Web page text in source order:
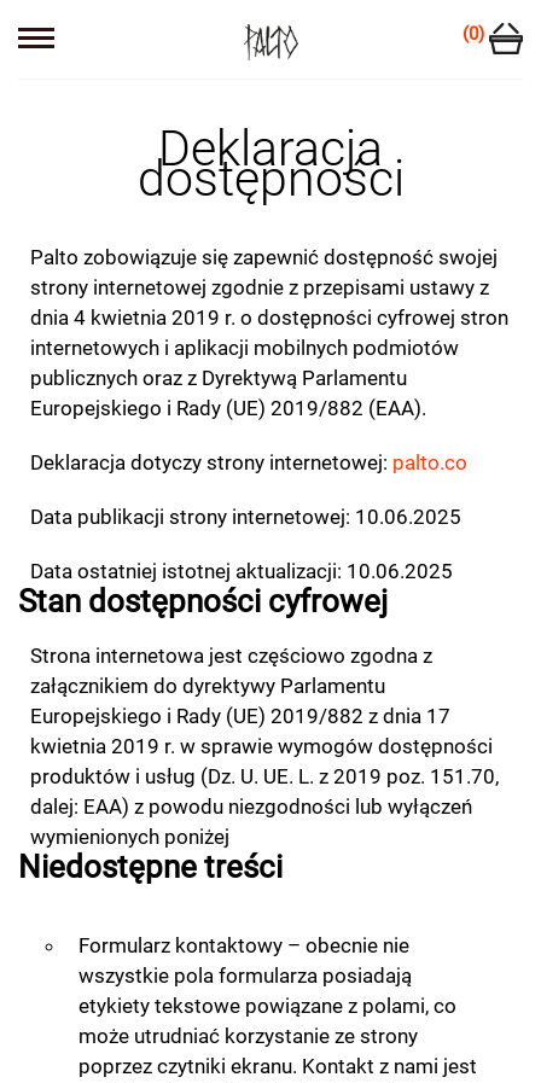
(0)
Deklaracja
dostępności
Palto zobowiązuje się zapewnić dostępność swojej
strony internetowej zgodnie z przepisami ustawy z
dnia 4 kwietnia 2019 r. o dostępności cyfrowej stron
internetowych i aplikacji mobilnych podmiotów
publicznych oraz z Dyrektywą Parlamentu
Europejskiego i Rady (UE) 2019/882 (EAA).
Deklaracja dotyczy strony internetowej: palto.co
Data publikacji strony internetowej: 10.06.2025
Data ostatniej istotnej aktualizacji: 10.06.2025
Stan dostępności cyfrowej
Strona internetowa jest częściowo zgodna z
załącznikiem do dyrektywy Parlamentu
Europejskiego i Rady (UE) 2019/882 z dnia 17
kwietnia 2019 r. w sprawie wymogów dostępności
produktów i usług (Dz. U. UE. L. z 2019 poz. 151.70,
dalej: EAA) z powodu niezgodności lub wyłączeń
wymienionych poniżej
Niedostępne treści
Formularz kontaktowy – obecnie nie
wszystkie pola formularza posiadają
etykiety tekstowe powiązane z polami, co
może utrudniać korzystanie ze strony
poprzez czytniki ekranu. Kontakt z nami jest